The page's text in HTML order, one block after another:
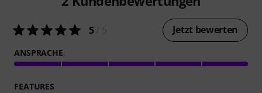
5/ 5 Jetzt bewerten
ANSPRACHE
FEATURES